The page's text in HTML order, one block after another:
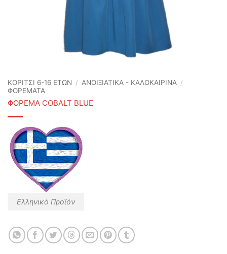
ΚΟΡΙΤΣΙ 6-16 ΕΤΩΝ / ΑΝΟΙΞΙΆΤΙΚΑ - ΚΑΛΟΚΑΙΡΙΝΆ /
ΦΟΡΕΜΑΤΑ
ΦΟΡΕΜΑ COBALT BLUE
Ελληνικό Προϊόν